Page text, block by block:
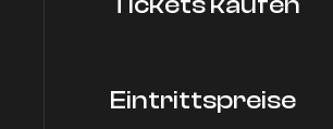
Eintrittspreise